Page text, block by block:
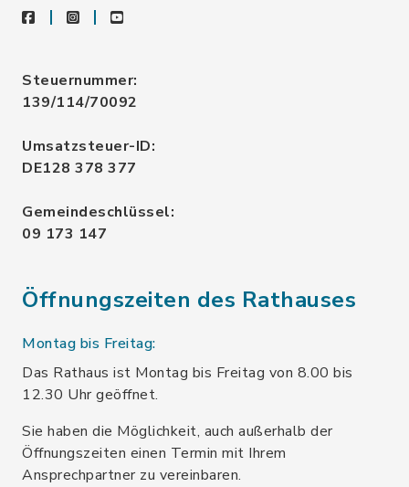
facebookinstagramyoutube
Steuernummer:
139/114/70092
Umsatzsteuer-ID:
DE128 378 377
Gemeindeschlüssel:
09 173 147
Öffnungszeiten des Rathauses
Montag bis Freitag:
Das Rathaus ist Montag bis Freitag von 8.00 bis
12.30 Uhr geöffnet.
Sie haben die Möglichkeit, auch außerhalb der
Öffnungszeiten einen Termin mit Ihrem
Ansprechpartner zu vereinbaren.